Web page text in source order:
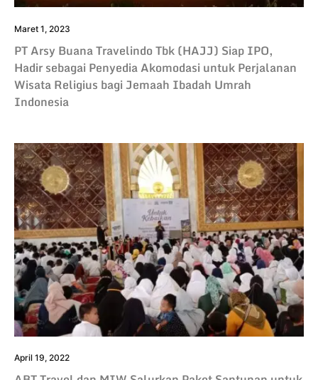
Maret 1, 2023
PT Arsy Buana Travelindo Tbk (HAJJ) Siap IPO,
Hadir sebagai Penyedia Akomodasi untuk Perjalanan
Wisata Religius bagi Jemaah Ibadah Umrah
Indonesia
April 19, 2022